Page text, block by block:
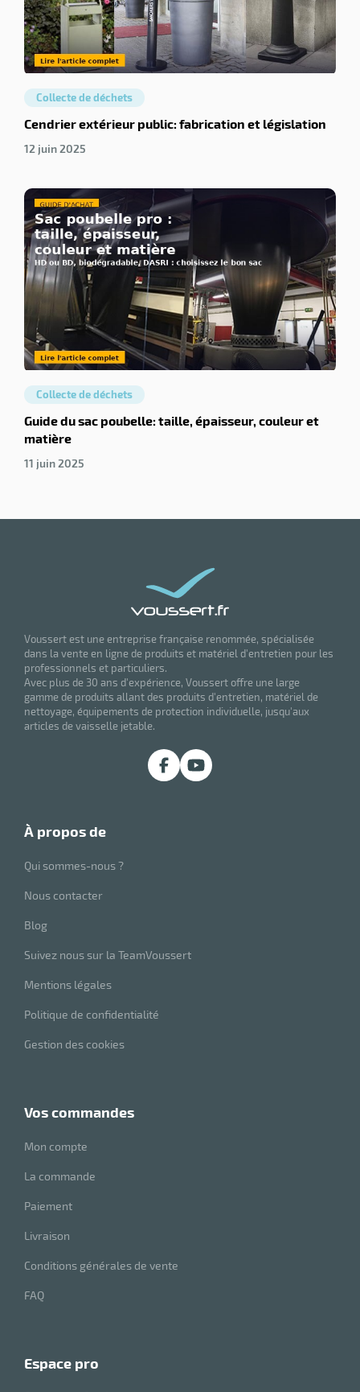
Collecte de déchets
Cendrier extérieur public: fabrication et législation
12 juin 2025
Collecte de déchets
Guide du sac poubelle: taille, épaisseur, couleur et
matière
11 juin 2025
de
et
obligation
26 juin 2025
Voussert est une entreprise française renommée, spécialisée
dans la vente en ligne de produits et matériel d'entretien pour les
professionnels et particuliers.
Avec plus de 30 ans d'expérience, Voussert offre une large
gamme de produits allant des produits d'entretien, matériel de
nettoyage, équipements de protection individuelle, jusqu'aux
articles de vaisselle jetable.
à propos de
Qui sommes-nous ?
Nous contacter
Blog
Suivez nous sur la TeamVoussert
Mentions légales
Politique de confidentialité
Gestion des cookies
vos commandes
Mon compte
La commande
Paiement
Livraison
Conditions générales de vente
FAQ
espace pro